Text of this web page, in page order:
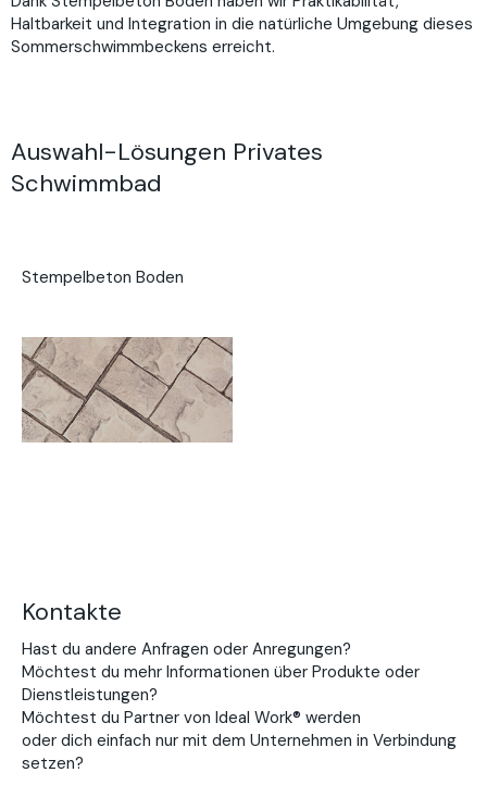
Haltbarkeit und Integration in die natürliche Umgebung dieses
Sommerschwimmbeckens erreicht.
Auswahl-Lösungen Privates
Schwimmbad
Stempelbeton Boden
Kontakte
Hast du andere Anfragen oder Anregungen?
Möchtest du mehr Informationen über Produkte oder
Dienstleistungen?
Möchtest du Partner von Ideal Work® werden
oder dich einfach nur mit dem Unternehmen in Verbindung
setzen?